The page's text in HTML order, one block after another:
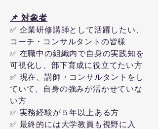
📌 対象者
✅ 企業研修講師として活躍したい、
コーチ・コンサルタントの皆様
✅ 在職中の組織内で自身の実践知を
可視化し、部下育成に役立てたい方
✅ 現在、講師・コンサルタントをし
ていて、自身の強みが活かせていな
い方
✅ 実務経験が５年以上ある方
✅ 最終的には大学教員も視野に入